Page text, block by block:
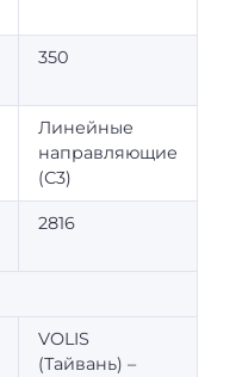
350
Линейные
направляющие
(С3)
2816
VOLIS
(Тайвань) –